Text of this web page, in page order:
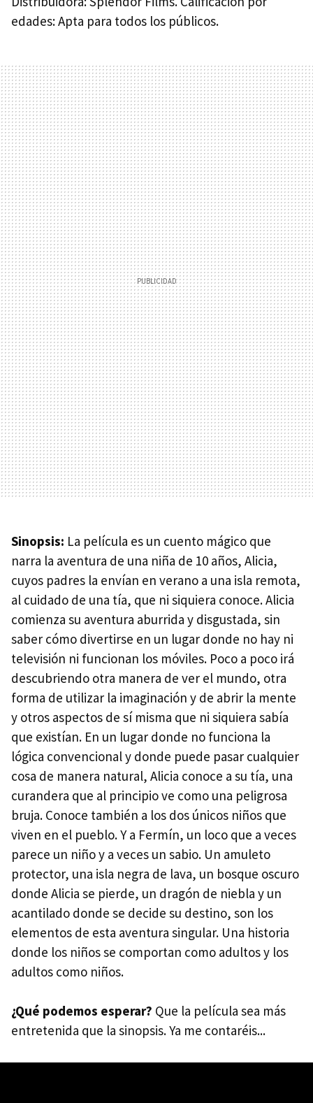
edades: Apta para todos los públicos.
Sinopsis: La película es un cuento mágico que
narra la aventura de una niña de 10 años, Alicia,
cuyos padres la envían en verano a una isla remota,
al cuidado de una tía, que ni siquiera conoce. Alicia
comienza su aventura aburrida y disgustada, sin
saber cómo divertirse en un lugar donde no hay ni
televisión ni funcionan los móviles. Poco a poco irá
descubriendo otra manera de ver el mundo, otra
forma de utilizar la imaginación y de abrir la mente
y otros aspectos de sí misma que ni siquiera sabía
que existían. En un lugar donde no funciona la
lógica convencional y donde puede pasar cualquier
cosa de manera natural, Alicia conoce a su tía, una
curandera que al principio ve como una peligrosa
bruja. Conoce también a los dos únicos niños que
viven en el pueblo. Y a Fermín, un loco que a veces
parece un niño y a veces un sabio. Un amuleto
protector, una isla negra de lava, un bosque oscuro
donde Alicia se pierde, un dragón de niebla y un
acantilado donde se decide su destino, son los
elementos de esta aventura singular. Una historia
donde los niños se comportan como adultos y los
adultos como niños.
¿Qué podemos esperar? Que la película sea más
entretenida que la sinopsis. Ya me contaréis...